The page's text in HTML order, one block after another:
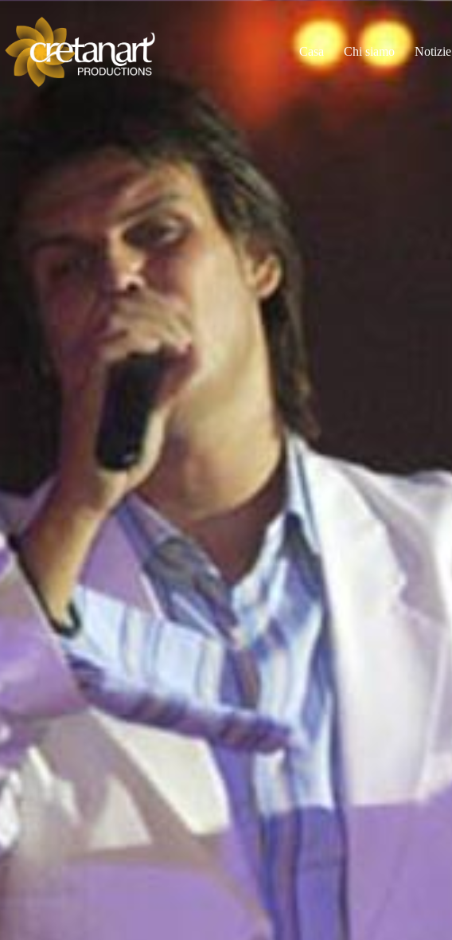
Casa Chi siamo Notizie